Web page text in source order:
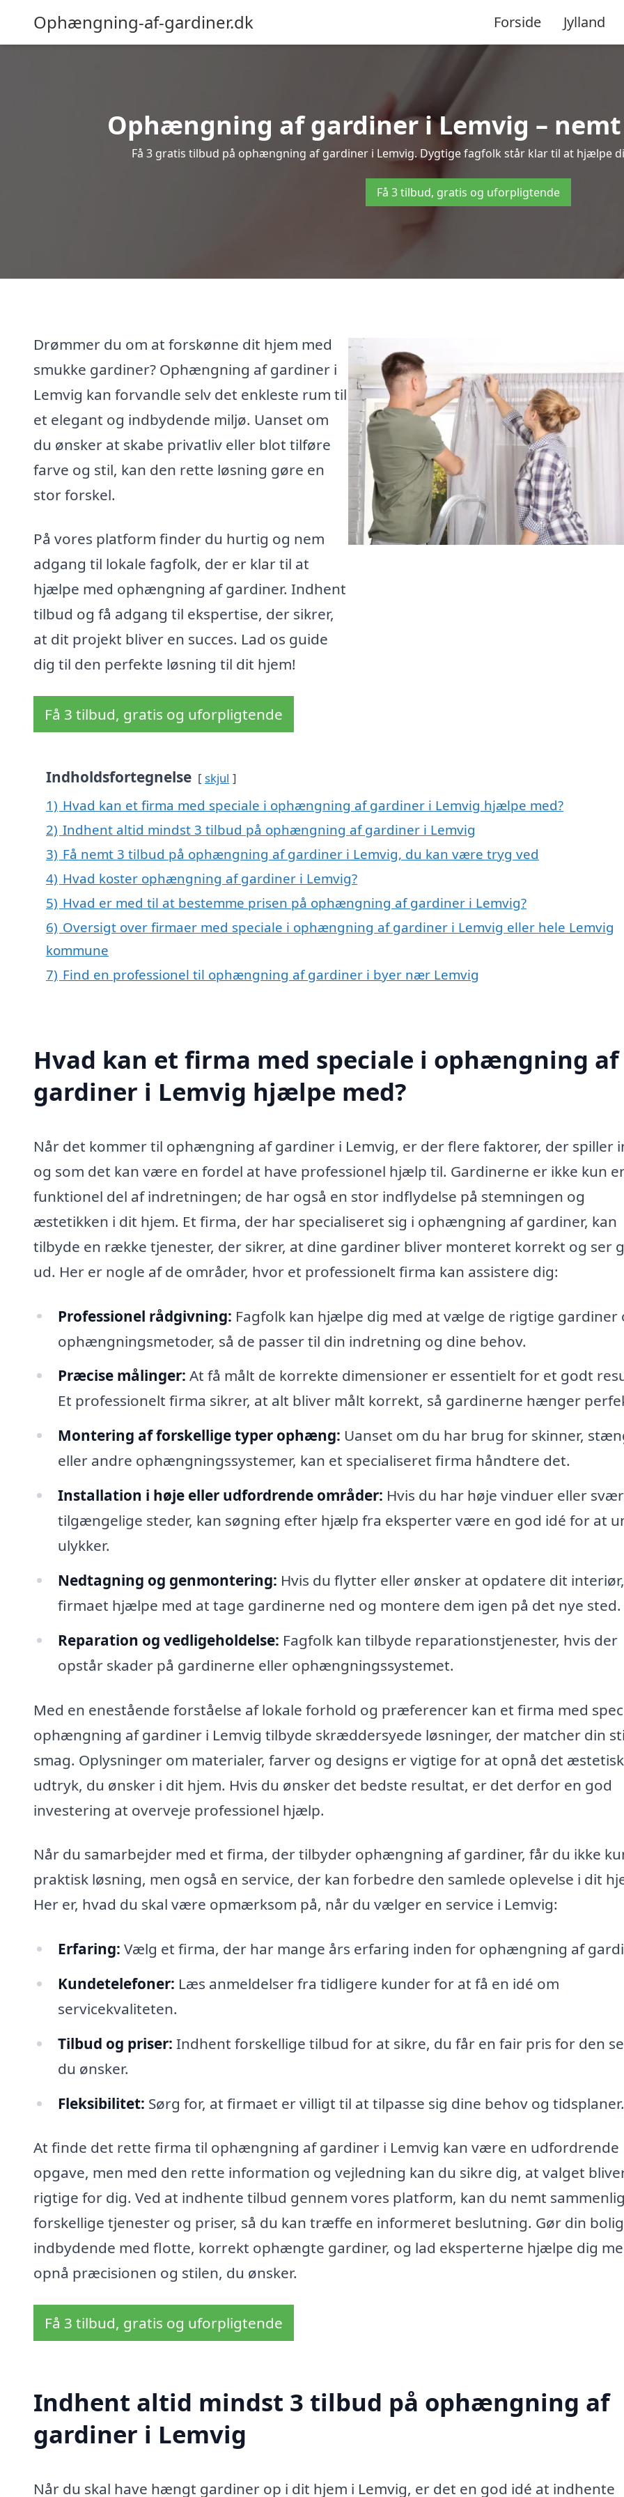
Ophængning-af-gardiner.dk Forside Jylland
Ophængning af gardiner i Lemvig –
Få 3 gratis tilbud på ophængning af gardiner i Lemvig. Dygtige fagfolk står klar til at hjælpe
Få 3 tilbud, gratis og uforpligtende
Drømmer du om at forskønne dit hjem med
smukke gardiner? Ophængning af gardiner i
Lemvig kan forvandle selv det enkleste rum til
et elegant og indbydende miljø. Uanset om
du ønsker at skabe privatliv eller blot tilføre
farve og stil, kan den rette løsning gøre en
stor forskel.
På vores platform finder du hurtig og nem
adgang til lokale fagfolk, der er klar til at
hjælpe med ophængning af gardiner. Indhent
tilbud og få adgang til ekspertise, der sikrer,
at dit projekt bliver en succes. Lad os guide
dig til den perfekte løsning til dit hjem!
Få 3 tilbud, gratis og uforpligtende
Indholdsfortegnelse skjul
1) Hvad kan et firma med speciale i ophængning af gardiner i Lemvig hjælpe med?
2) Indhent altid mindst 3 tilbud på ophængning af gardiner i Lemvig
3) Få nemt 3 tilbud på ophængning af gardiner i Lemvig, du kan være tryg ved
4) Hvad koster ophængning af gardiner i Lemvig?
5) Hvad er med til at bestemme prisen på ophængning af gardiner i Lemvig?
6) Oversigt over firmaer med speciale i ophængning af gardiner i Lemvig eller hele Lemvig
kommune
7) Find en professionel til ophængning af gardiner i byer nær Lemvig
Hvad kan et firma med speciale i ophængning af
gardiner i Lemvig hjælpe med?
Når det kommer til ophængning af gardiner i Lemvig, er der flere faktorer, der spiller
og som det kan være en fordel at have professionel hjælp til. Gardinerne er ikke kun
funktionel del af indretningen; de har også en stor indflydelse på stemningen og
æstetikken i dit hjem. Et firma, der har specialiseret sig i ophængning af gardiner, kan
tilbyde en række tjenester, der sikrer, at dine gardiner bliver monteret korrekt og ser
ud. Her er nogle af de områder, hvor et professionelt firma kan assistere dig:
Professionel rådgivning: Fagfolk kan hjælpe dig med at vælge de rigtige gardiner
ophængningsmetoder, så de passer til din indretning og dine behov.
Præcise målinger: At få målt de korrekte dimensioner er essentielt for et godt
Et professionelt firma sikrer, at alt bliver målt korrekt, så gardinerne hænger
Montering af forskellige typer ophæng: Uanset om du har brug for skinner,
eller andre ophængningssystemer, kan et specialiseret firma håndtere det.
Installation i høje eller udfordrende områder: Hvis du har høje vinduer eller
tilgængelige steder, kan søgning efter hjælp fra eksperter være en god idé for at
ulykker.
Nedtagning og genmontering: Hvis du flytter eller ønsker at opdatere dit
firmaet hjælpe med at tage gardinerne ned og montere dem igen på det nye sted.
Reparation og vedligeholdelse: Fagfolk kan tilbyde reparationstjenester, hvis der
opstår skader på gardinerne eller ophængningssystemet.
Med en enestående forståelse af lokale forhold og præferencer kan et firma med
ophængning af gardiner i Lemvig tilbyde skræddersyede løsninger, der matcher din
smag. Oplysninger om materialer, farver og designs er vigtige for at opnå det
udtryk, du ønsker i dit hjem. Hvis du ønsker det bedste resultat, er det derfor en god
investering at overveje professionel hjælp.
Når du samarbejder med et firma, der tilbyder ophængning af gardiner, får du ikke
praktisk løsning, men også en service, der kan forbedre den samlede oplevelse i dit
Her er, hvad du skal være opmærksom på, når du vælger en service i Lemvig:
Erfaring: Vælg et firma, der har mange års erfaring inden for ophængning af
Kundetelefoner: Læs anmeldelser fra tidligere kunder for at få en idé om
servicekvaliteten.
Tilbud og priser: Indhent forskellige tilbud for at sikre, du får en fair pris for den
du ønsker.
Fleksibilitet: Sørg for, at firmaet er villigt til at tilpasse sig dine behov og tidsplaner.
At finde det rette firma til ophængning af gardiner i Lemvig kan være en udfordrende
opgave, men med den rette information og vejledning kan du sikre dig, at valget
rigtige for dig. Ved at indhente tilbud gennem vores platform, kan du nemt
forskellige tjenester og priser, så du kan træffe en informeret beslutning. Gør din bolig
indbydende med flotte, korrekt ophængte gardiner, og lad eksperterne hjælpe dig
opnå præcisionen og stilen, du ønsker.
Få 3 tilbud, gratis og uforpligtende
Indhent altid mindst 3 tilbud på ophængning af
gardiner i Lemvig
Når du skal have hængt gardiner op i dit hjem i Lemvig, er det en god idé at indhente